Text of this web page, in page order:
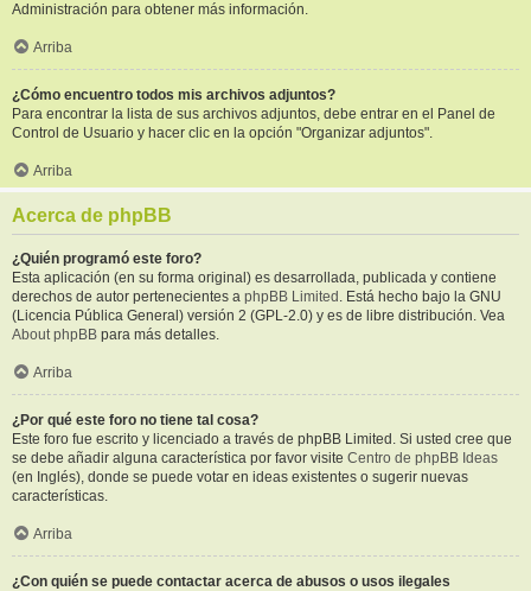
Administración para obtener más información.
Arriba
¿Cómo encuentro todos mis archivos adjuntos?
Para encontrar la lista de sus archivos adjuntos, debe entrar en el Panel de
Control de Usuario y hacer clic en la opción "Organizar adjuntos".
Arriba
Acerca de phpBB
¿Quién programó este foro?
Esta aplicación (en su forma original) es desarrollada, publicada y contiene
derechos de autor pertenecientes a phpBB Limited . Está hecho bajo la GNU
(Licencia Pública General) versión 2 (GPL-2.0) y es de libre distribución. Vea
About phpBB para más detalles.
Arriba
¿Por qué este foro no tiene tal cosa?
Este foro fue escrito y licenciado a través de phpBB Limited. Si usted cree que
se debe añadir alguna característica por favor visite Centro de phpBB Ideas
(en Inglés), donde se puede votar en ideas existentes o sugerir nuevas
características.
Arriba
¿Con quién se puede contactar acerca de abusos o usos ilegales